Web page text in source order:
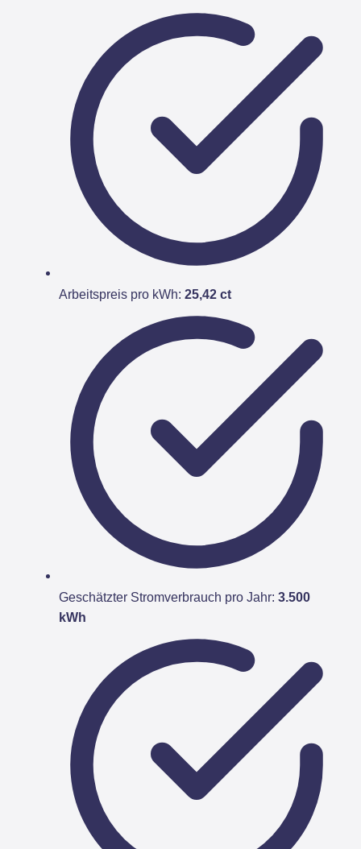
Arbeitspreis pro kWh: 25,42 ct
Geschätzter Stromverbrauch pro Jahr: 3.500
kWh